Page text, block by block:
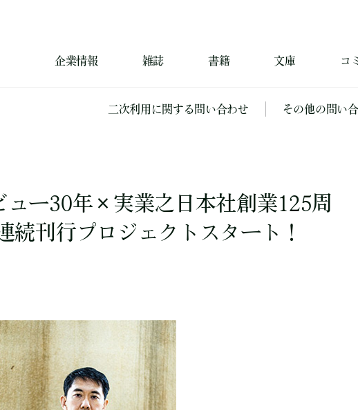
企業情報 雑誌 書籍 文庫 コ
二次利用に関する問い合わせ その他の問い
ュー30年×実業之日本社創業125周
続刊行プロジェクトスタート！